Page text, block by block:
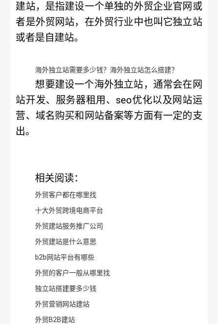
建站，是指建设一个单独的外贸企业官网或
者是外贸网站，在外贸行业中也叫它独立站
或者是自建站。
海外独立站需要多少钱？海外独立站怎么搭建？
想要建设一个海外独立站，通常会在网
站开发、服务器租用、seo优化以及网站运
营、域名购买和网站备案等方面有一定的支
出。
相关阅读：
外贸客户都在哪里找
十大外贸跨境电商平台
外贸建站服务推广公司
外贸建站是什么意思
b2b网站平台有哪些
外贸的客户一般从哪里找
独立站搭建要多少钱
外贸营销网站建站
外贸B2B建站